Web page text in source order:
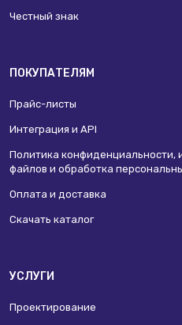
Честный знак
ПОКУПАТЕЛЯМ
Прайс-листы
Интеграция и API
Политика конфиденциальности,
файлов и обработка
Оплата и доставка
Скачать каталог
УСЛУГИ
Проектирование